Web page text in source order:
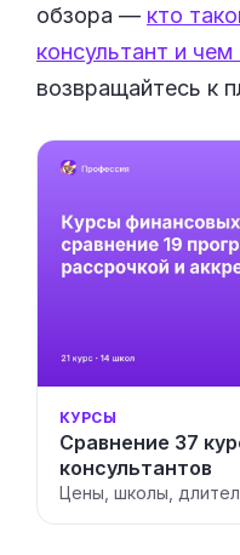
обзора — кто
консультант и
возвращайтесь к
КУРСЫ
Сравнение 37
консультантов
Цены, школы,